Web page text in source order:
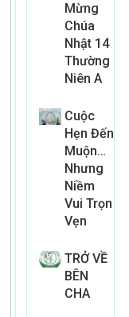
Mừng
Chúa
Nhật 14
Thường
Niên A
Cuộc
Hẹn Đến
Muộn…
Nhưng
Niềm
Vui Trọn
Vẹn
TRỞ VỀ
BÊN
CHA